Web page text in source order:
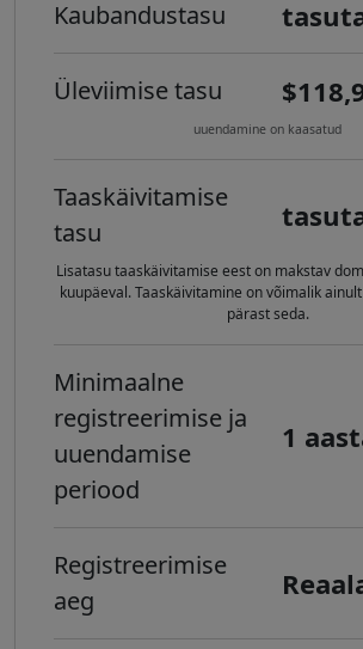
Kaubandustasu
Üleviimise tasu
uuendamine on kaasatud
Taaskäivitamise
tasu
Lisatasu taaskäivitamise eest on makstav
kuupäeval. Taaskäivitamine on võimalik
pärast seda.
Minimaalne
registreerimise ja
uuendamise
periood
1
Registreerimise
aeg